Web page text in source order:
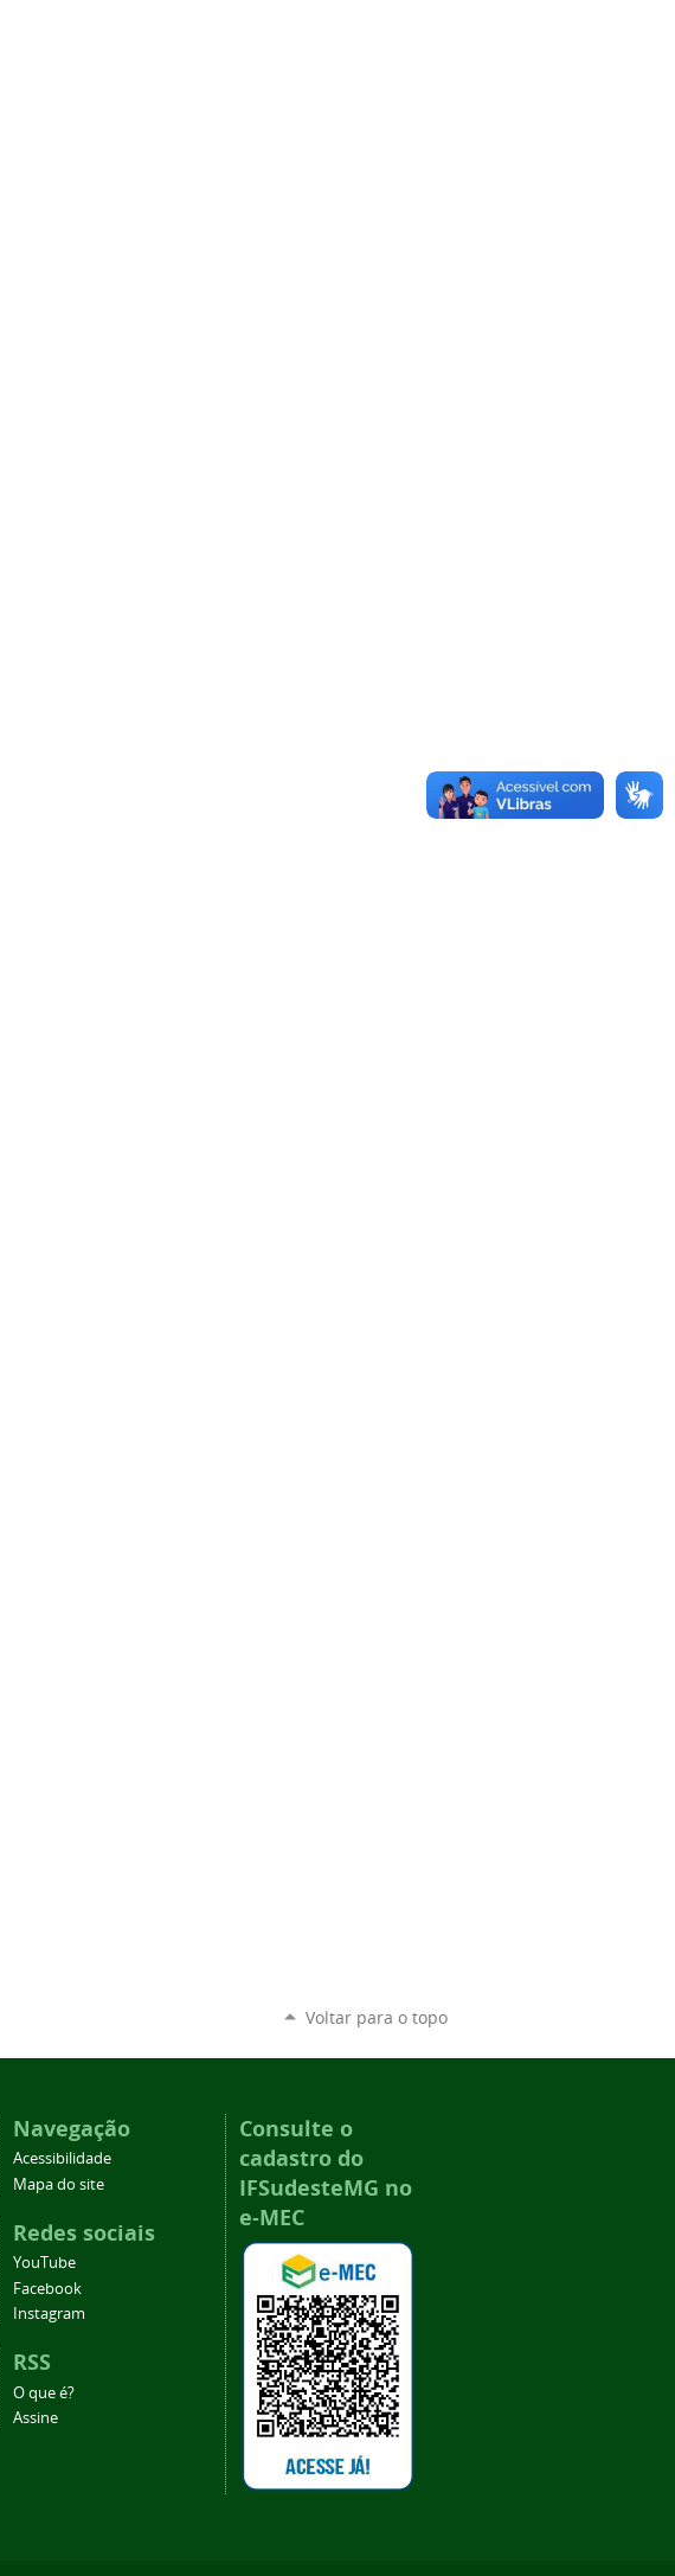
Voltar para o topo
Navegação
Acessibilidade
Mapa do site
Redes sociais
YouTube
Facebook
Instagram
RSS
O que é?
Assine
Consulte o
cadastro do
IFSudesteMG no
e-MEC